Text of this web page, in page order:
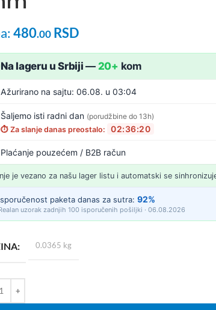
480.00 RSD
Na lageru u Srbiji — 20+ kom
Ažurirano na sajtu: 06.08. u 03:04
Šaljemo isti radni dan (porudžbine do 13h)
⏱️ Za slanje danas preostalo:
02:36:19
Plaćanje pouzećem / B2B račun
je vezano za našu lager listu i automatski se
paketa danas za sutra: 92%
uzorak zadnjih 100 isporučenih pošiljki · 06.08.2026
0.0365 kg